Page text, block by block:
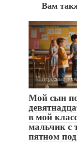
Вам
Интересные
Мой сын
в мой
мальчик с
пятном